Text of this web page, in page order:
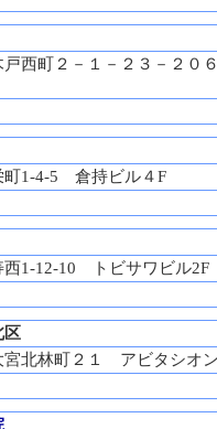
戸西町２－１－２３－２
町1-4-5 倉持ビル４F
西1-12-10 トビサワビル2F
区
宮北林町２１ アビタシオ